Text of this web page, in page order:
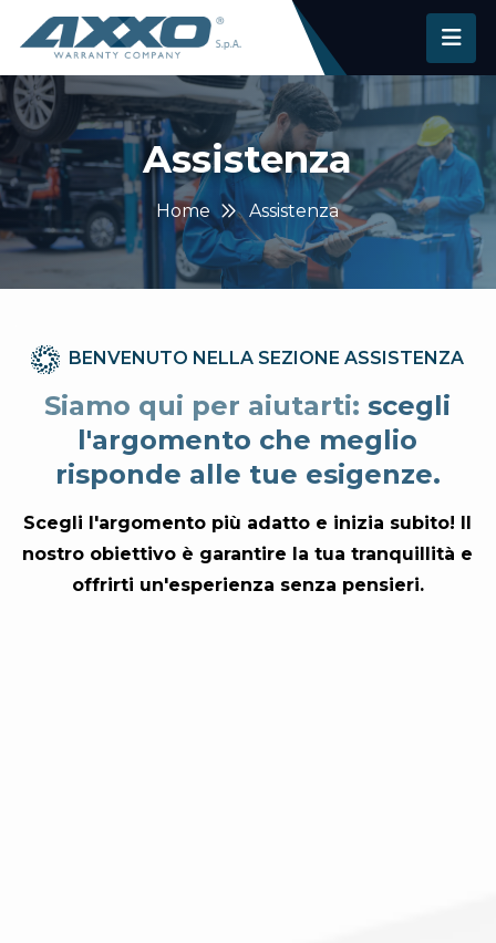
Assistenza
Home Assistenza
BENVENUTO NELLA SEZIONE ASSISTENZA
Siamo qui per aiutarti:scegli
l'argomento che meglio
risponde alle tue esigenze.
Scegli l'argomento più adatto e inizia subito! Il
nostro obiettivo è garantire la tua tranquillità e
offrirti un'esperienza senza pensieri.